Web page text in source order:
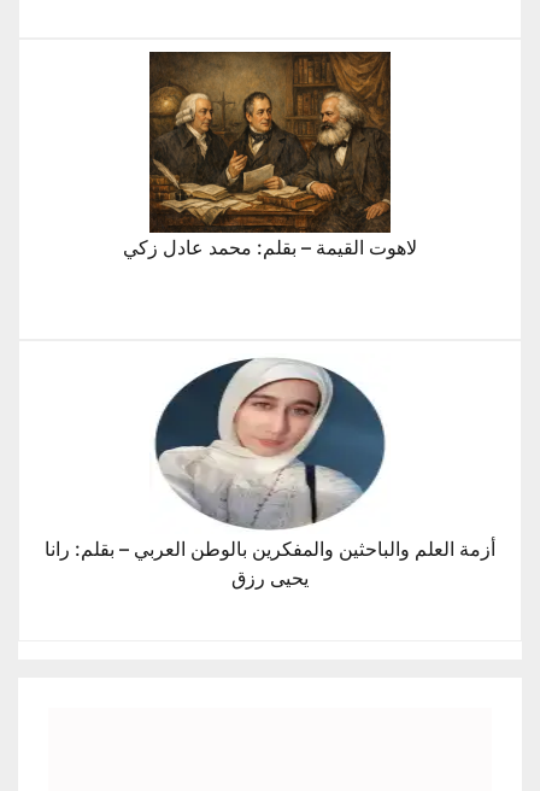
لاهوت القيمة – بقلم: محمد عادل زكي
أزمة العلم والباحثين والمفكرين بالوطن العربي – بقلم: رانا
يحيى رزق